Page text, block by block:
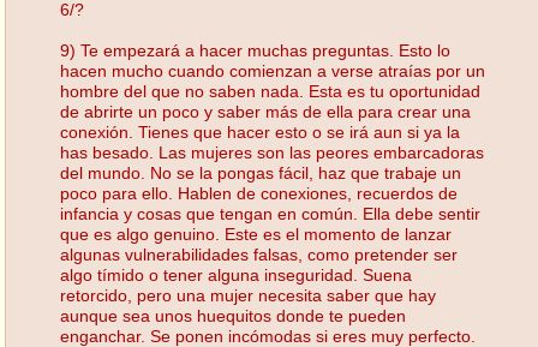
6/?
9) Te empezará a hacer muchas preguntas. Esto lo
hacen mucho cuando comienzan a verse atraías por un
hombre del que no saben nada. Esta es tu oportunidad
de abrirte un poco y saber más de ella para crear una
conexión. Tienes que hacer esto o se irá aun si ya la
has besado. Las mujeres son las peores embarcadoras
del mundo. No se la pongas fácil, haz que trabaje un
poco para ello. Hablen de conexiones, recuerdos de
infancia y cosas que tengan en común. Ella debe sentir
que es algo genuino. Este es el momento de lanzar
algunas vulnerabilidades falsas, como pretender ser
algo tímido o tener alguna inseguridad. Suena
retorcido, pero una mujer necesita saber que hay
aunque sea unos huequitos donde te pueden
enganchar. Se ponen incómodas si eres muy perfecto.